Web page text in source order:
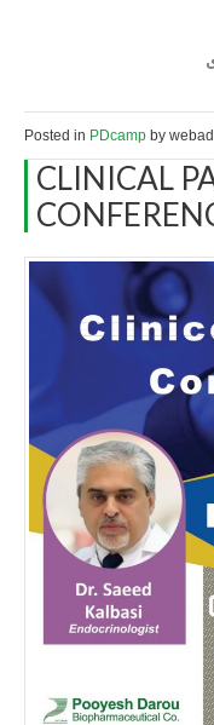
Posted in PDcamp by
CLINICAL